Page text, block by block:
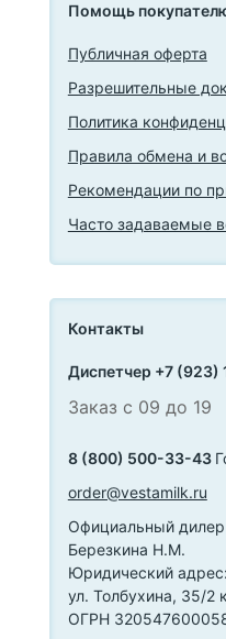
Помощь
Публичная оферта
Разрешительные
Политика
Правила обмена и
Рекомендации по
Часто задаваемые
Контакты
Диспетчер +7
Заказ с 09 до 19
8 (800) 500-33-43
order@vestamilk.ru
Официальный
Березкина Н.М.
Юридический
ул. Толбухина, 35/2
ОГРН